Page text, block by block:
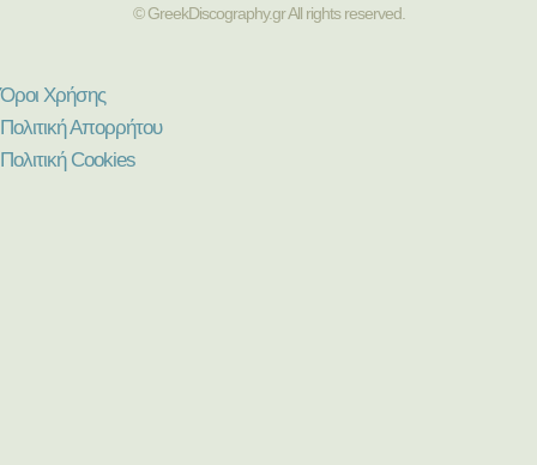
© GreekDiscography.gr All rights reserved.
Όροι Χρήσης
Πολιτική Απορρήτου
Πολιτική Cookies